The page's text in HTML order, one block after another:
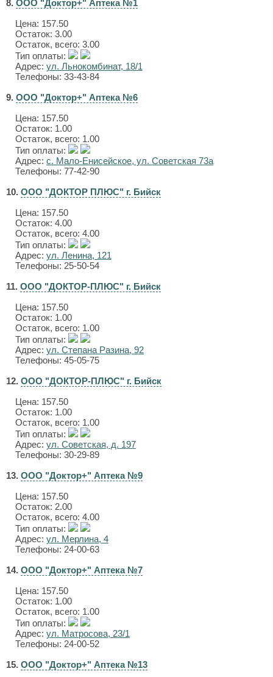
8. ООО "Доктор+" Аптека №1
Цена: 157.50
Остаток: 3.00
Остаток, всего: 3.00
Тип оплаты:
Адрес: ул. Льнокомбинат, 18/1
Телефоны: 33-43-84
9. ООО "Доктор+" Аптека №6
Цена: 157.50
Остаток: 1.00
Остаток, всего: 1.00
Тип оплаты:
Адрес: с. Мало-Енисейское, ул. Советская 73а
Телефоны: 77-42-90
10. ООО "ДОКТОР ПЛЮС" г. Бийск
Цена: 157.50
Остаток: 4.00
Остаток, всего: 4.00
Тип оплаты:
Адрес: ул. Ленина, 121
Телефоны: 25-50-54
11. ООО "ДОКТОР-ПЛЮС" г. Бийск
Цена: 157.50
Остаток: 1.00
Остаток, всего: 1.00
Тип оплаты:
Адрес: ул. Степана Разина, 92
Телефоны: 45-05-75
12. ООО "ДОКТОР-ПЛЮС" г. Бийск
Цена: 157.50
Остаток: 1.00
Остаток, всего: 1.00
Тип оплаты:
Адрес: ул. Советская, д. 197
Телефоны: 30-29-89
13. ООО "Доктор+" Аптека №9
Цена: 157.50
Остаток: 2.00
Остаток, всего: 4.00
Тип оплаты:
Адрес: ул. Мерлина, 4
Телефоны: 24-00-63
14. ООО "Доктор+" Аптека №7
Цена: 157.50
Остаток: 1.00
Остаток, всего: 1.00
Тип оплаты:
Адрес: ул. Матросова, 23/1
Телефоны: 24-00-52
15. ООО "Доктор+" Аптека №13